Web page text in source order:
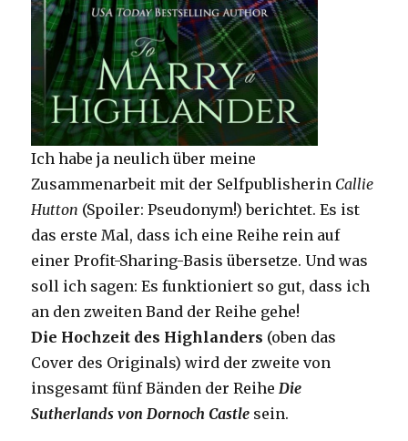
Ich habe ja neulich über meine
Zusammenarbeit mit der Selfpublisherin Callie
Hutton (Spoiler: Pseudonym!) berichtet. Es ist
das erste Mal, dass ich eine Reihe rein auf
einer Profit-Sharing-Basis übersetze. Und was
soll ich sagen: Es funktioniert so gut, dass ich
an den zweiten Band der Reihe gehe!
Die Hochzeit des Highlanders (oben das
Cover des Originals) wird der zweite von
insgesamt fünf Bänden der Reihe Die
Sutherlands von Dornoch Castle sein.